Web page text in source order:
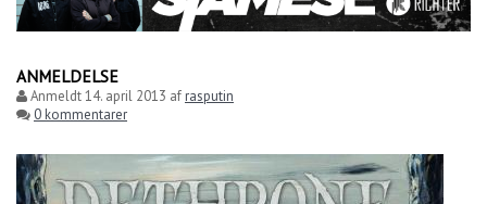
ANMELDELSE
Anmeldt14. april 2013 afrasputin
0 kommentarer